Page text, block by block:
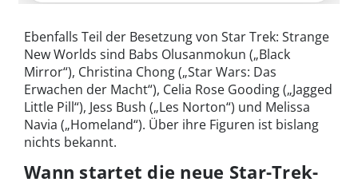
Ebenfalls Teil der Besetzung von Star Trek: Strange
New Worlds sind Babs Olusanmokun („Black
Mirror“), Christina Chong („Star Wars: Das
Erwachen der Macht“), Celia Rose Gooding („Jagged
Little Pill“), Jess Bush („Les Norton“) und Melissa
Navia („Homeland“). Über ihre Figuren ist bislang
nichts bekannt.
Wann startet die neue Star-Trek-